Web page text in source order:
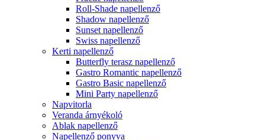
Roll-Shade napellenző
Shadow napellenző
Sunset napellenző
Swiss napellenző
Kerti napellenző
Butterfly terasz napellenző
Gastro Romantic napellenző
Gastro Basic napellenző
Mini Party napellenző
Napvitorla
Veranda árnyékoló
Ablak napellenző
Napellenző ponyva